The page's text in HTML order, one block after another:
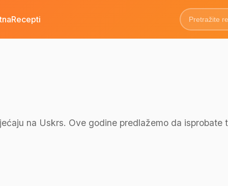
Recepti
na Uskrs. Ove godine predlažemo da isprobate